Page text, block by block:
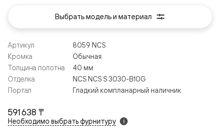
591 638 ₸
Необходимо выбрать фурнитуру i
Артикул
8059 NCS
Кромка
Обычная
Толщина полотна
40 мм
Отделка
NCS NCS S 3030-B10G
Портал
Гладкий компланарный наличник
Выбрать модель и материал